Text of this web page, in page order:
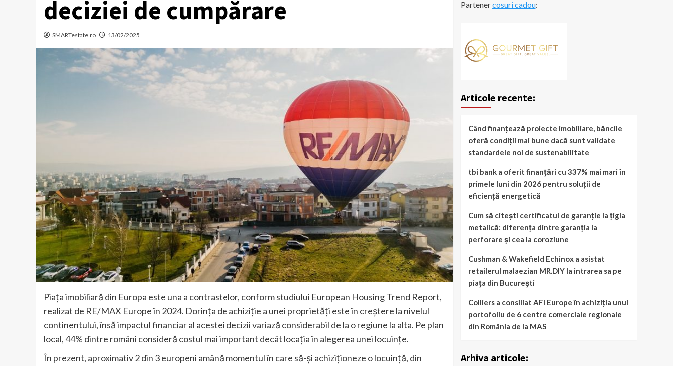
deciziei de cumpărare
SMARTestate.ro 13/02/2025
Piața imobiliară din Europa este una a contrastelor, conform studiului European Housing Trend Report,
realizat de RE/MAX Europe în 2024. Dorința de achiziție a unei proprietăți este în creștere la nivelul
continentului, însă impactul financiar al acestei decizii variază considerabil de la o regiune la alta. Pe plan
local, 44% dintre români consideră costul mai important decât locația în alegerea unei locuințe.
În prezent, aproximativ 2 din 3 europeni amână momentul în care să-și achiziționeze o locuință, din
Partenercosuri cadou:
Articole recente:
Când finanțează proiecte imobiliare, băncile
oferă condiții mai bune dacă sunt validate
standardele noi de sustenabilitate
tbi bank a oferit finanțări cu 337% mai mari în
primele luni din 2026 pentru soluții de
eficiență energetică
Cum să citești certificatul de garanție la țigla
metalică: diferența dintre garanția la
perforare și cea la coroziune
Cushman & Wakefield Echinox a asistat
retailerul malaezian MR.DIY la intrarea sa pe
piața din București
Colliers a consiliat AFI Europe în achiziția unui
portofoliu de 6 centre comerciale regionale
din România de la MAS
Arhiva articole: